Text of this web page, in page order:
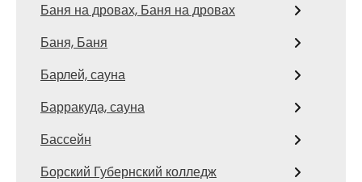
Баня на дровах, Баня на дровах
Баня, Баня
Барлей, сауна
Барракуда, сауна
Бассейн
Борский Губернский колледж